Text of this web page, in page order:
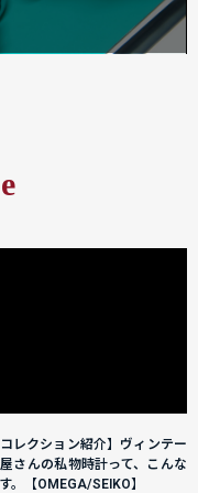
コレクション紹介】ヴィンテー
さんの私物時計って、こんな
。【OMEGA/SEIKO】